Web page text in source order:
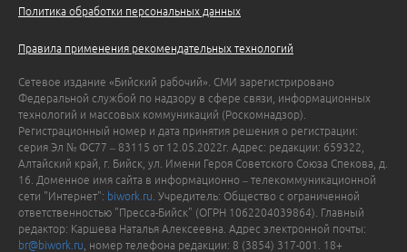
Политика обработки персональных данных
Правила применения рекомендательных технологий
Сетевое издание «Бийский рабочий». СМИ зарегистрировано
Федеральной службой по надзору в сфере связи, информационных
технологий и массовых коммуникаций (Роскомнадзор).
Регистрационный номер и дата принятия решения о регистрации:
серия Эл № ФС77 – 83115 от 12.05.2022г. Адрес: редакции: 659322,
Алтайский край, г. Бийск, ул. Имени Героя Советского Союза Спекова, д.
16. Доменное имя сайта в информационно – телекоммуникационной
сети "Интернет": biwork.ru . Учредитель: Общество с ограниченной
ответственностью "Пресса-Бийск" (ОГРН 1062204039864). Главный
редактор: Каршева Наталья Алексеевна. Адрес электронной почты:
br@biwork.ru , номер телефона редакции: 8 (3854) 317-001. 18+